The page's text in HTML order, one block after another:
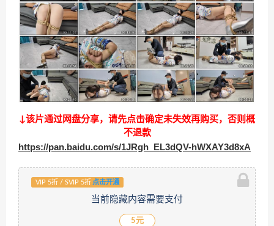
↓该片通过网盘分享，请先点击确定未失效再购买，否则概
不退款
https://pan.baidu.com/s/1JRgh_EL3dQV-hWXAY3d8xA
VIP 5折 / SVIP 5折 点击开通
当前隐藏内容需要支付
5元